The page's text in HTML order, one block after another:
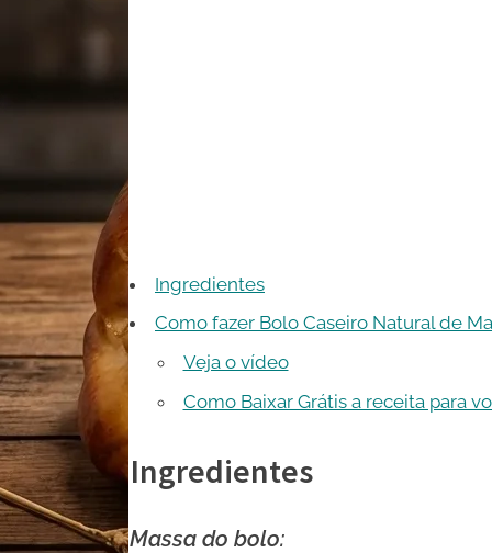
Ingredientes
Como fazer Bolo Caseiro Natural de
Veja o vídeo
Como Baixar Grátis a receita para
Ingredientes
Massa do bolo: